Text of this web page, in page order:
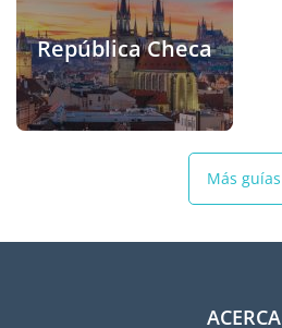
República Checa
Más guías
ACERCA